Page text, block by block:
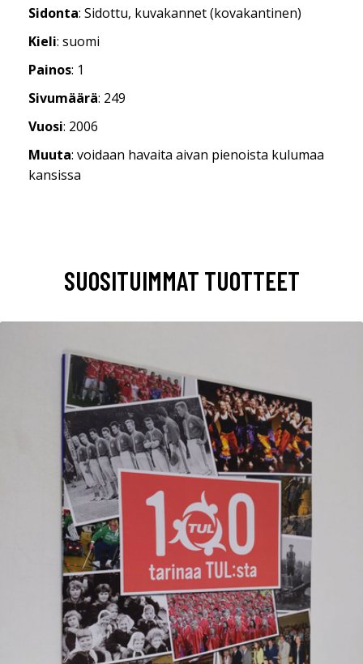
Sidonta: Sidottu, kuvakannet (kovakantinen)
Kieli: suomi
Painos: 1
Sivumäärä: 249
Vuosi: 2006
Muuta: voidaan havaita aivan pienoista kulumaa
kansissa
SUOSITUIMMAT TUOTTEET